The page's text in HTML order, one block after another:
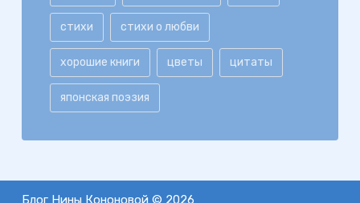
стихи стихи о любви
хорошие книги цветы цитаты
японская поэзия